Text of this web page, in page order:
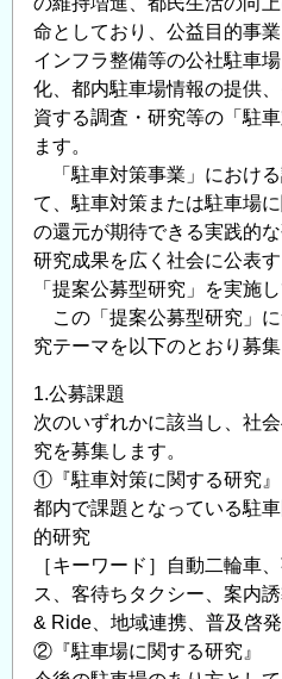
記
念
講
演
会・
第
23
回
交
流
展
示
開
催
の
ご
案
内
CPD
単
命としており、公益目的事
インフラ整備等の公社駐車
化、都内駐車場情報の提供
資する調査・研究等の「駐
ます。
「駐車対策事業」におけ
て、駐車対策または駐車場
の還元が期待できる実践的
研究成果を広く社会に公表
「提案公募型研究」を実施し
この「提案公募型研究」
究テーマを以下のとおり募集
1.公募課題
次のいずれかに該当し、社
究を募集します。
①『駐車対策に関する研究』
都内で課題となっている駐
的研究
［キーワード］自動二輪車
ス、客待ちタクシー、案内
& Ride、地域連携、普及啓
②『駐車場に関する研究』